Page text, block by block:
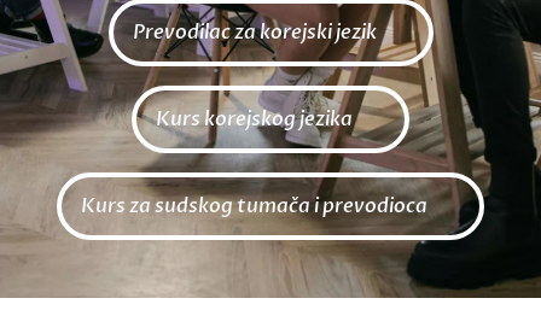
Prevodilac za korejski jezik
Kurs korejskog jezika
Kurs za sudskog tumača i prevodioca